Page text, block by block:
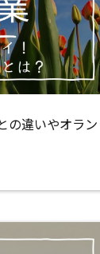
の違いやオラン